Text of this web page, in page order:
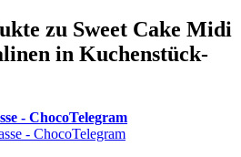
zu Sweet Cake Midi
in Kuchenstück-
- ChocoTelegram